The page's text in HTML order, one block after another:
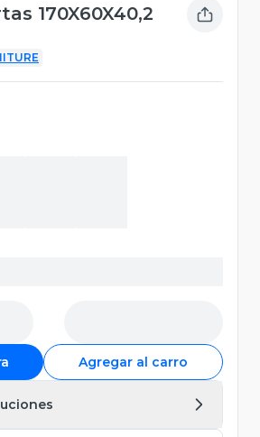
170X60X40,2
Agregar al carro